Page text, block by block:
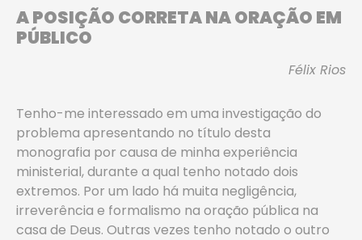
A POSIÇÃO CORRETA NA ORAÇÃO EM
PÚBLICO
Félix Rios
Tenho-me interessado em uma investigação do
problema apresentando no título desta
monografia por causa de minha experiência
ministerial, durante a qual tenho notado dois
extremos. Por um lado há muita negligência,
irreverência e formalismo na oração pública na
casa de Deus. Outras vezes tenho notado o outro